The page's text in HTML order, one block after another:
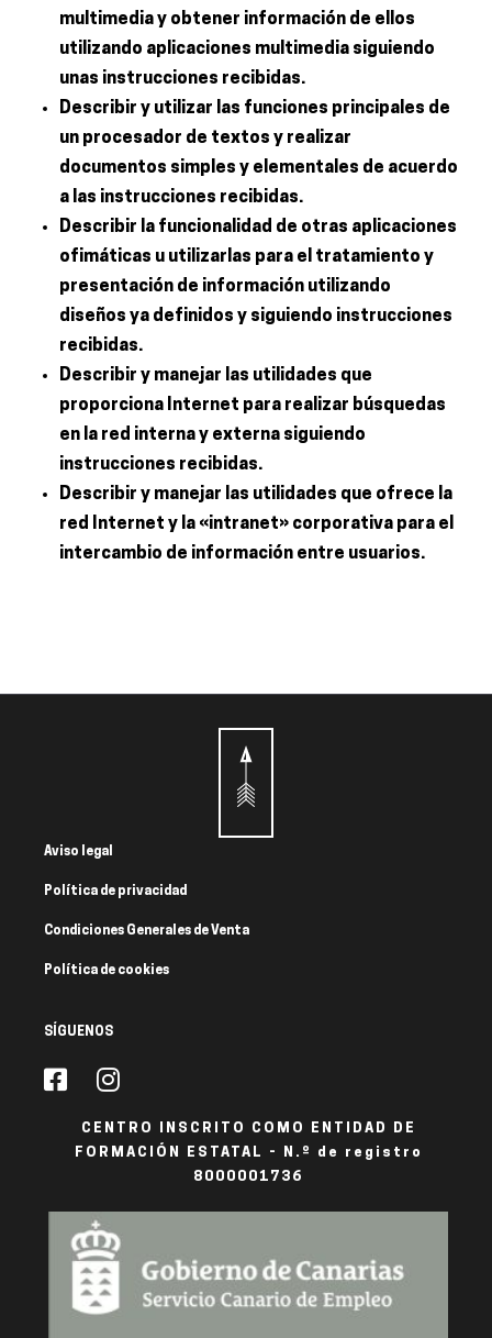
multimedia y obtener información de ellos
utilizando aplicaciones multimedia siguiendo
unas instrucciones recibidas.
Describir y utilizar las funciones principales de
un procesador de textos y realizar
documentos simples y elementales de acuerdo
a las instrucciones recibidas.
Describir la funcionalidad de otras aplicaciones
ofimáticas u utilizarlas para el tratamiento y
presentación de información utilizando
diseños ya definidos y siguiendo instrucciones
recibidas.
Describir y manejar las utilidades que
proporciona Internet para realizar búsquedas
en la red interna y externa siguiendo
instrucciones recibidas.
Describir y manejar las utilidades que ofrece la
red Internet y la «intranet» corporativa para el
intercambio de información entre usuarios.
Aviso legal
Política de privacidad
Condiciones Generales de Venta
Política de cookies
SÍGUENOS
CENTRO INSCRITO COMO ENTIDAD DE
FORMACIÓN ESTATAL - N.º de registro
8000001736